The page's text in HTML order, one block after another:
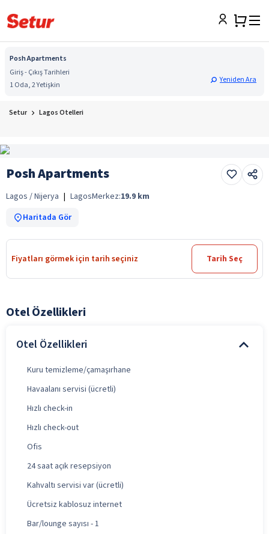
Posh Apartments
Giriş - Çıkış Tarihleri
1 Oda, 2 Yetişkin
Yeniden Ara
Setur Lagos Otelleri
Posh Apartments
Lagos / Nijerya | LagosMerkez:19.9 km
Haritada Gör
Fiyatları görmek için tarih seçiniz Tarih Seç
Otel Özellikleri
Otel Özellikleri
Kuru temizleme/çamaşırhane
Havaalanı servisi (ücretli)
Hızlı check-in
Hızlı check-out
Ofis
24 saat açık resepsiyon
Kahvaltı servisi var (ücretli)
Ücretsiz kablosuz internet
Bar/lounge sayısı - 1